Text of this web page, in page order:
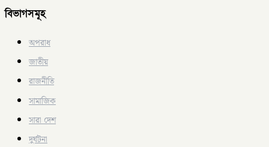
বিভাগসমূহ
অপরাধ
জাতীয়
রাজনীতি
সামাজিক
সারা দেশ
দুর্ঘটনা